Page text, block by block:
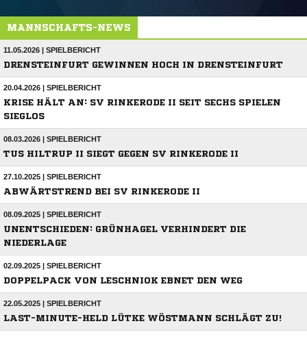
MANNSCHAFTS-NEWS
11.05.2026 | SPIELBERICHT
DRENSTEINFURT GEWINNEN HOCH IN DRENSTEINFURT
20.04.2026 | SPIELBERICHT
KRISE HÄLT AN: SV RINKERODE II SEIT SECHS SPIELEN
SIEGLOS
08.03.2026 | SPIELBERICHT
TUS HILTRUP II SIEGT GEGEN SV RINKERODE II
27.10.2025 | SPIELBERICHT
ABWÄRTSTREND BEI SV RINKERODE II
08.09.2025 | SPIELBERICHT
UNENTSCHIEDEN: GRÜNHAGEL VERHINDERT DIE
NIEDERLAGE
02.09.2025 | SPIELBERICHT
DOPPELPACK VON LESCHNIOK EBNET DEN WEG
22.05.2025 | SPIELBERICHT
LAST-MINUTE-HELD LÜTKE WÖSTMANN SCHLÄGT ZU!